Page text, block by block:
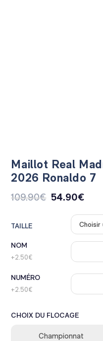
Maillot Real
2026 Ronaldo 7
109.90€ 54.90€
TAILLE
NOM
+2.50€
NUMÉRO
+2.50€
CHOIX DU FLOCAGE
Championnat